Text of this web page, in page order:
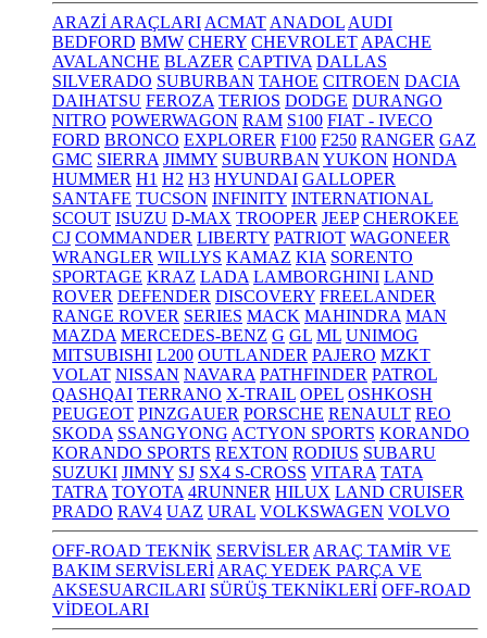
ARAZİ ARAÇLARI ACMAT ANADOL AUDI
BEDFORD BMW CHERY CHEVROLET APACHE
AVALANCHE BLAZER CAPTIVA DALLAS
SILVERADO SUBURBAN TAHOE CITROEN DACIA
DAIHATSU FEROZA TERIOS DODGE DURANGO
NITRO POWERWAGON RAM S100 FIAT - IVECO
FORD BRONCO EXPLORER F100 F250 RANGER GAZ
GMC SIERRA JIMMY SUBURBAN YUKON HONDA
HUMMER H1 H2 H3 HYUNDAI GALLOPER
SANTAFE TUCSON INFINITY INTERNATIONAL
SCOUT ISUZU D-MAX TROOPER JEEP CHEROKEE
CJ COMMANDER LIBERTY PATRIOT WAGONEER
WRANGLER WILLYS KAMAZ KIA SORENTO
SPORTAGE KRAZ LADA LAMBORGHINI LAND
ROVER DEFENDER DISCOVERY FREELANDER
RANGE ROVER SERIES MACK MAHINDRA MAN
MAZDA MERCEDES-BENZ G GL ML UNIMOG
MITSUBISHI L200 OUTLANDER PAJERO MZKT
VOLAT NISSAN NAVARA PATHFINDER PATROL
QASHQAI TERRANO X-TRAIL OPEL OSHKOSH
PEUGEOT PINZGAUER PORSCHE RENAULT REO
SKODA SSANGYONG ACTYON SPORTS KORANDO
KORANDO SPORTS REXTON RODIUS SUBARU
SUZUKI JIMNY SJ SX4 S-CROSS VITARA TATA
TATRA TOYOTA 4RUNNER HILUX LAND CRUISER
PRADO RAV4 UAZ URAL VOLKSWAGEN VOLVO
OFF-ROAD TEKNİK SERVİSLER ARAÇ TAMİR VE
BAKIM SERVİSLERİ ARAÇ YEDEK PARÇA VE
AKSESUARCILARI SÜRÜŞ TEKNİKLERİ OFF-ROAD
VİDEOLARI